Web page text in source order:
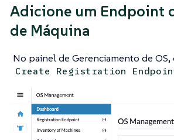
Adicione um Endpoint
de Máquina
No painel de Gerenciamento de OS,
Create Registration